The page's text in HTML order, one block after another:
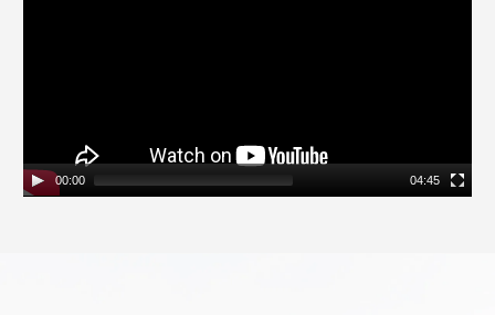
00:00 04:45